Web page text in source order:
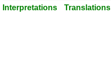
Interpretations Translations